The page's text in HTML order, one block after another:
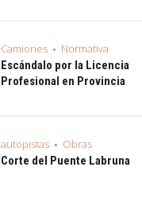
Camiones • Normativa
Escándalo por la Licencia
Profesional en Provincia
autopistas • Obras
Corte del Puente Labruna